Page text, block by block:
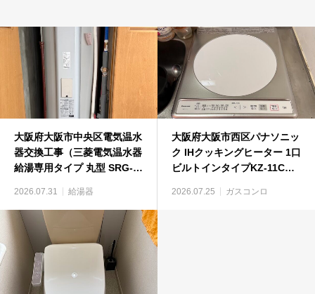
大阪府大阪市中央区電気温水
器交換工事（三菱電気温水器
給湯専用タイプ 丸型 SRG-
2026.07.31 給湯器
大阪府大阪市西区パナソニッ
ク IHクッキングヒーター 1口
ビルトインタイプKZ-11Cビ
2026.07.25 ガスコンロ